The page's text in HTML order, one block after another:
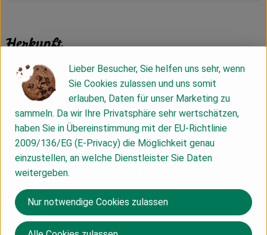
Herkunft
Hersteller: LIM
Lima
Lieber Besucher, Sie helfen uns sehr, wenn
Sie Cookies zulassen und uns somit
erlauben, Daten für unser Marketing zu
sammeln. Da wir Ihre Privatsphäre sehr wertschätzen,
haben Sie in Übereinstimmung mit der EU-Richtlinie
2009/136/EG (E-Privacy) die Möglichkeit genau
einzustellen, an welche Dienstleister Sie Daten
weitergeben.
Nur notwendige Cookies zulassen